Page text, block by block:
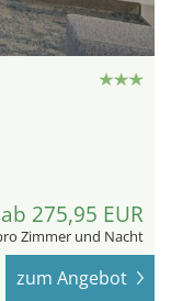
ab 275,95 EUR
Zimmer und Nacht
zum Angebot